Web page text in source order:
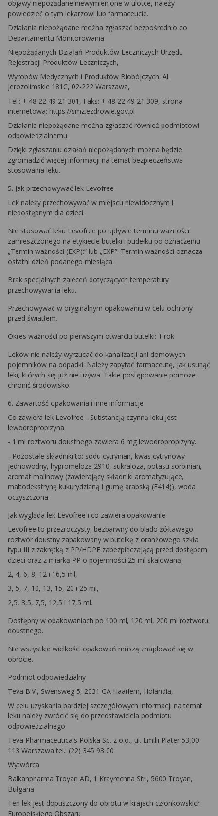
objawy niepożądane niewymienione w ulotce, należy
powiedzieć o tym lekarzowi lub farmaceucie.
Działania niepożądane można zgłaszać bezpośrednio do
Departamentu Monitorowania
Niepożądanych Działań Produktów Leczniczych Urzędu
Rejestracji Produktów Leczniczych,
Wyrobów Medycznych i Produktów Biobójczych: Al.
Jerozolimskie 181C, 02-222 Warszawa,
Tel.: + 48 22 49 21 301, Faks: + 48 22 49 21 309, strona
internetowa: https://smz.ezdrowie.gov.pl
Działania niepożądane można zgłaszać również podmiotowi
odpowiedzialnemu.
Dzięki zgłaszaniu działań niepożądanych można będzie
zgromadzić więcej informacji na temat bezpieczeństwa
stosowania leku.
5. Jak przechowywać lek Levofree
Lek należy przechowywać w miejscu niewidocznym i
niedostępnym dla dzieci.
Nie stosować leku Levofree po upływie terminu ważności
zamieszczonego na etykiecie butelki i pudełku po oznaczeniu
„Termin ważności (EXP):” lub „EXP”. Termin ważności oznacza
ostatni dzień podanego miesiąca.
Brak specjalnych zaleceń dotyczących temperatury
przechowywania leku.
Przechowywać w oryginalnym opakowaniu w celu ochrony
przed światłem.
Okres ważności po pierwszym otwarciu butelki: 1 rok.
Leków nie należy wyrzucać do kanalizacji ani domowych
pojemników na odpadki. Należy zapytać farmaceutę, jak usunąć
leki, których się już nie używa. Takie postępowanie pomoże
chronić środowisko.
6. Zawartość opakowania i inne informacje
Co zawiera lek Levofree - Substancją czynną leku jest
lewodropropizyna.
- 1 ml roztworu doustnego zawiera 6 mg lewodropropizyny.
- Pozostałe składniki to: sodu cytrynian, kwas cytrynowy
jednowodny, hypromeloza 2910, sukraloza, potasu sorbinian,
aromat malinowy (zawierający składniki aromatyzujące,
maltodekstrynę kukurydzianą i gumę arabską (E414)), woda
oczyszczona.
Jak wygląda lek Levofree i co zawiera opakowanie
Levofree to przezroczysty, bezbarwny do blado żółtawego
roztwór doustny zapakowany w butelkę z oranżowego szkła
typu III z zakrętką z PP/HDPE zabezpieczającą przed dostępem
dzieci oraz z miarką PP o pojemności 25 ml skalowaną:
2, 4, 6, 8, 12 i 16,5 ml,
3, 5, 7, 10, 13, 15, 20 i 25 ml,
2,5, 3,5, 7,5, 12,5 i 17,5 ml.
Dostępny w opakowaniach po 100 ml, 120 ml, 200 ml roztworu
doustnego.
Nie wszystkie wielkości opakowań muszą znajdować się w
obrocie.
Podmiot odpowiedzialny
Teva B.V., Swensweg 5, 2031 GA Haarlem, Holandia,
W celu uzyskania bardziej szczegółowych informacji na temat
leku należy zwrócić się do przedstawiciela podmiotu
odpowiedzialnego:
Teva Pharmaceuticals Polska Sp. z o.o., ul. Emilii Plater 53,00-
113 Warszawa tel.: (22) 345 93 00
Wytwórca
Balkanpharma Troyan AD, 1 Krayrechna Str., 5600 Troyan,
Bułgaria
Ten lek jest dopuszczony do obrotu w krajach członkowskich
Europejskiego Obszaru